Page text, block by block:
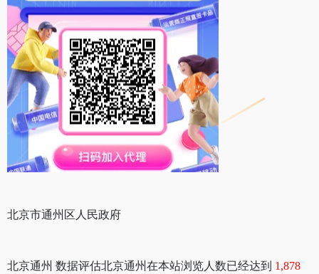
北京市通州区人民政府
北京通州 数据评估北京通州在本站浏览人数已经达到 1,878